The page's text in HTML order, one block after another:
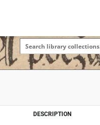
DESCRIPTION